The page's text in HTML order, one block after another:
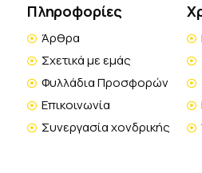
Πληροφορίες
Άρθρα
Σχετικά με εμάς
Φυλλάδια Προσφορών
Επικοινωνία
Συνεργασία χονδρικής